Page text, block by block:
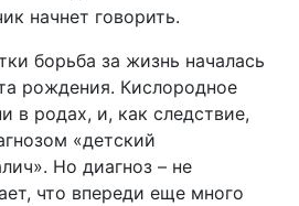
начнет говорить.
борьба за жизнь началась
рождения. Кислородное
в родах, и, как следствие,
«детский
Но диагноз – не
что впереди еще много